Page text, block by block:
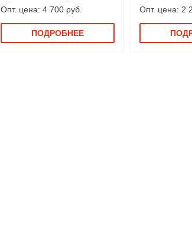
Опт. цена: 4 700 руб.
ПОДРОБНЕЕ
Опт. цена: 2